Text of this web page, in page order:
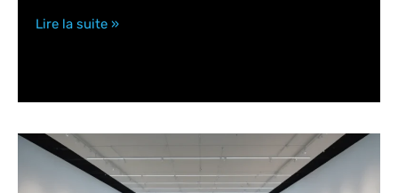
Lire la suite »